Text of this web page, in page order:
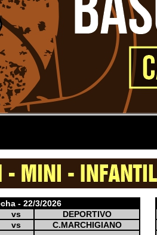
- 22/3/2026
vs
DEPORTIVO
vs
C.MARCHIGIANO